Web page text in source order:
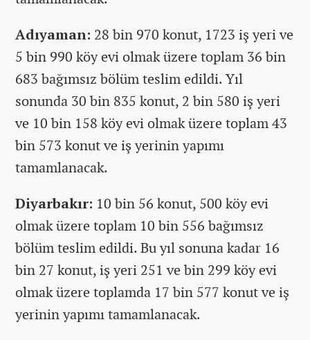
Adıyaman: 28 bin 970 konut, 1723 iş yeri ve
5 bin 990 köy evi olmak üzere toplam 36 bin
683 bağımsız bölüm teslim edildi. Yıl
sonunda 30 bin 835 konut, 2 bin 580 iş yeri
ve 10 bin 158 köy evi olmak üzere toplam 43
bin 573 konut ve iş yerinin yapımı
tamamlanacak.
Diyarbakır: 10 bin 56 konut, 500 köy evi
olmak üzere toplam 10 bin 556 bağımsız
bölüm teslim edildi. Bu yıl sonuna kadar 16
bin 27 konut, iş yeri 251 ve bin 299 köy evi
olmak üzere toplamda 17 bin 577 konut ve iş
yerinin yapımı tamamlanacak.